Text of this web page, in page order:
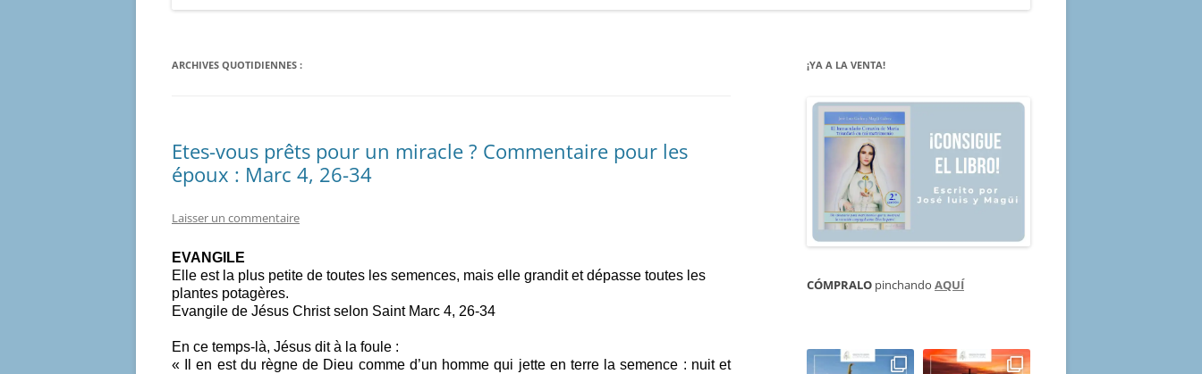
ARCHIVES QUOTIDIENNES :
Etes-vous prêts pour un miracle ? Commentaire pour les
époux : Marc 4, 26-34
Laisser un commentaire
EVANGILE
Elle est la plus petite de toutes les semences, mais elle grandit et dépasse toutes les
plantes potagères.
Evangile de Jésus Christ selon Saint Marc 4, 26-34
En ce temps-là, Jésus dit à la foule :
« Il en est du règne de Dieu comme d’un homme qui jette en terre la semence : nuit et
¡YA A LA VENTA!
CÓMPRALO pinchando AQUÍ